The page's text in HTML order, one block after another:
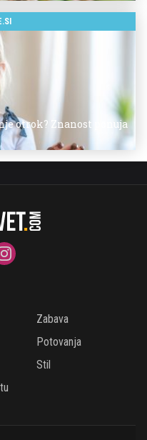
otrok? Znanost ponuja
Zabava
Potovanja
Stil